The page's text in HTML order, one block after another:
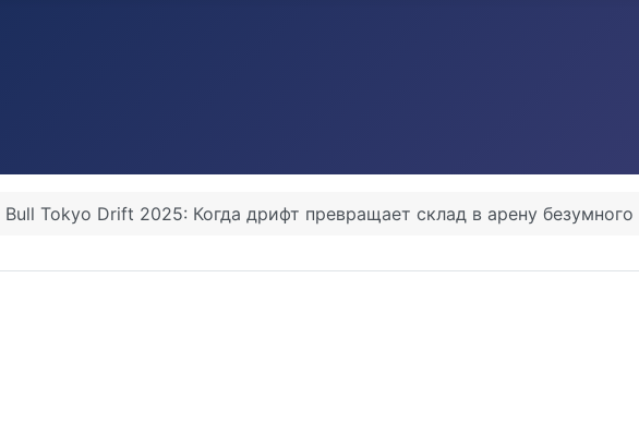
Bull Tokyo Drift 2025: Когда дрифт превращает склад в арену безумного